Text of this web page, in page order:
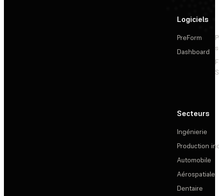
Logiciels
PreForm
Dashboard
Secteurs
Ingénierie
Production
Automobile
Aérospatiale
Dentaire